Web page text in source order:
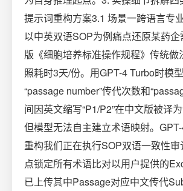
提示词重构方案3.1 场景一跨语言专
以中英双语SOP为例痛点还原某药
版《细胞培养标准操作规程》传统做
照耗时3天/份。用GPT-4 Turbo时模
“passage number”传代次数和
间因英文缩写“P1/P2”在中文版被译
但模型无法自主建立术语映射。
重构我们正在执行SOP双语一致性
点锁定所有术语比对以用户提供的
已上传其中Passage对应中文传代